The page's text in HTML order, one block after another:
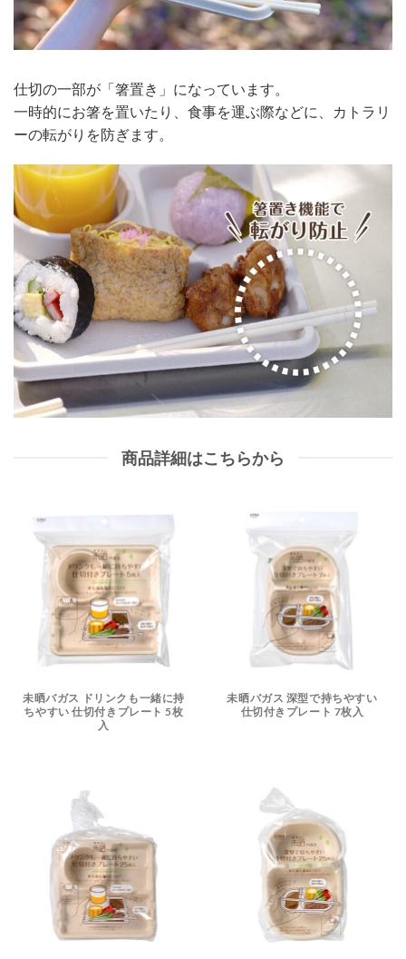
仕切の一部が「箸置き」になっています。
一時的にお箸を置いたり、食事を運ぶ際などに、カトラリ
ーの転がりを防ぎます。
商品詳細はこちらから
未晒バガス ドリンクも一緒に持
ちやすい 仕切付きプレート 5枚
入
未晒バガス 深型で持ちやすい
仕切付きプレート 7枚入